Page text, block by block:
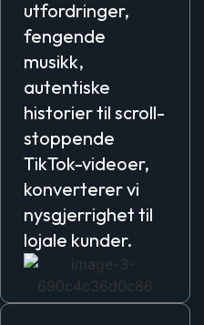
utfordringer,
fengende
musikk,
autentiske
historier til scroll-
stoppende
TikTok-videoer,
konverterer vi
nysgjerrighet til
lojale kunder.